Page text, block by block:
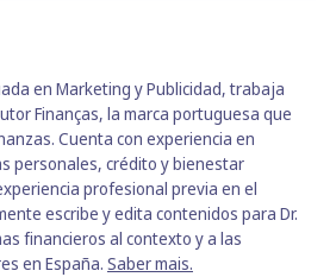
en Marketing y Publicidad, trabaja
Finanças, la marca portuguesa que
Cuenta con experiencia en
personales, crédito y bienestar
profesional previa en el
escribe y edita contenidos para Dr.
financieros al contexto y a las
en España. Saber mais.